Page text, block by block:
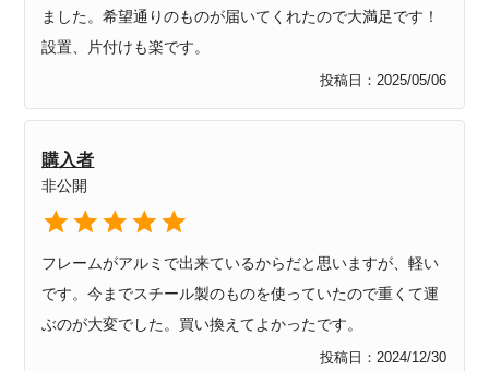
投稿日 2025/05/06
ました。希望通りのものが届いてくれたので大満足です！
設置、片付けも楽です。
購入者
非公開
投稿日 2024/12/30
フレームがアルミで出来ているからだと思いますが、軽い
です。今までスチール製のものを使っていたので重くて運
ぶのが大変でした。買い換えてよかったです。